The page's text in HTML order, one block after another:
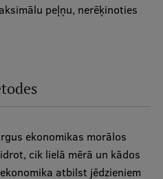
peļņu, nerēķinoties
ekonomikas morālos
cik lielā mērā un kādos
atbilst jēdzieniem